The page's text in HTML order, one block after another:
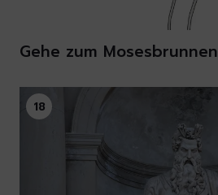
Gehe zum Mosesbrunnen
18